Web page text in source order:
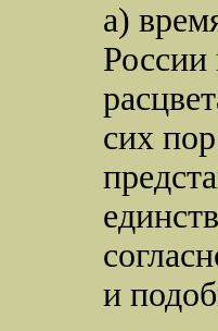
а)
России
сих
и